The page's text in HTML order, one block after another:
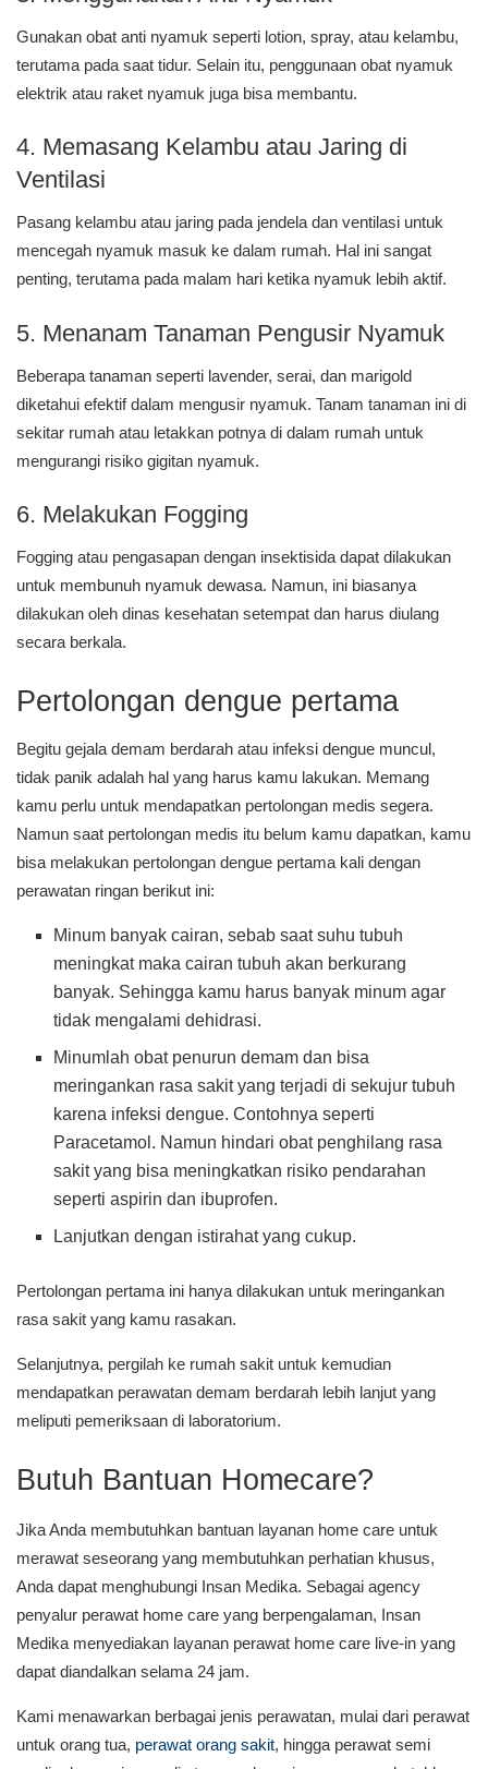
Gunakan obat anti nyamuk seperti lotion, spray, atau kelambu,
terutama pada saat tidur. Selain itu, penggunaan obat nyamuk
elektrik atau raket nyamuk juga bisa membantu.
4. Memasang Kelambu atau Jaring di
Ventilasi
Pasang kelambu atau jaring pada jendela dan ventilasi untuk
mencegah nyamuk masuk ke dalam rumah. Hal ini sangat
penting, terutama pada malam hari ketika nyamuk lebih aktif.
5. Menanam Tanaman Pengusir Nyamuk
Beberapa tanaman seperti lavender, serai, dan marigold
diketahui efektif dalam mengusir nyamuk. Tanam tanaman ini di
sekitar rumah atau letakkan potnya di dalam rumah untuk
mengurangi risiko gigitan nyamuk.
6. Melakukan Fogging
Fogging atau pengasapan dengan insektisida dapat dilakukan
untuk membunuh nyamuk dewasa. Namun, ini biasanya
dilakukan oleh dinas kesehatan setempat dan harus diulang
secara berkala.
Pertolongan dengue pertama
Begitu gejala demam berdarah atau infeksi dengue muncul,
tidak panik adalah hal yang harus kamu lakukan. Memang
kamu perlu untuk mendapatkan pertolongan medis segera.
Namun saat pertolongan medis itu belum kamu dapatkan, kamu
bisa melakukan pertolongan dengue pertama kali dengan
perawatan ringan berikut ini:
Minum banyak cairan, sebab saat suhu tubuh
meningkat maka cairan tubuh akan berkurang
banyak. Sehingga kamu harus banyak minum agar
tidak mengalami dehidrasi.
Minumlah obat penurun demam dan bisa
meringankan rasa sakit yang terjadi di sekujur tubuh
karena infeksi dengue. Contohnya seperti
Paracetamol. Namun hindari obat penghilang rasa
sakit yang bisa meningkatkan risiko pendarahan
seperti aspirin dan ibuprofen.
Lanjutkan dengan istirahat yang cukup.
Pertolongan pertama ini hanya dilakukan untuk meringankan
rasa sakit yang kamu rasakan.
Selanjutnya, pergilah ke rumah sakit untuk kemudian
mendapatkan perawatan demam berdarah lebih lanjut yang
meliputi pemeriksaan di laboratorium.
Butuh Bantuan Homecare?
Jika Anda membutuhkan bantuan layanan home care untuk
merawat seseorang yang membutuhkan perhatian khusus,
Anda dapat menghubungi Insan Medika. Sebagai agency
penyalur perawat home care yang berpengalaman, Insan
Medika menyediakan layanan perawat home care live-in yang
dapat diandalkan selama 24 jam.
Kami menawarkan berbagai jenis perawatan, mulai dari perawat
untuk orang tua, perawat orang sakit, hingga perawat semi